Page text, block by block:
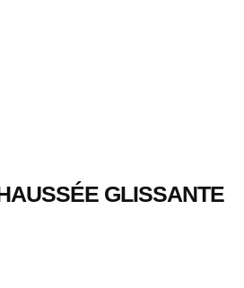
GLISSANTE